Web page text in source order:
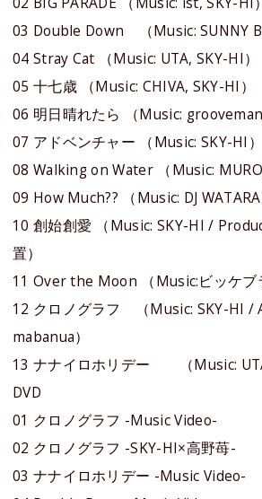
03 Double Down （Music: SUNNY
04 Stray Cat （Music: UTA, SKY-HI）
05 十七歳 （Music: CHIVA, SKY-HI）
06 明日晴れたら （Music: grooveman
07 アドベンチャー （Music: SKY-HI）
08 Walking on Water （Music:
09 How Much?? （Music: DJ
10 創始創愛 （Music: SKY-HI /
置）
11 Over the Moon （Music:ビッケブ
12 クロノグラフ （Music: SKY-HI /
mabanua）
13 ナナイロホリデー （Music:
DVD
01 クロノグラフ -Music Video-
02 クロノグラフ -SKY-HI×高野苺-
03 ナナイロホリデー -Music Video-